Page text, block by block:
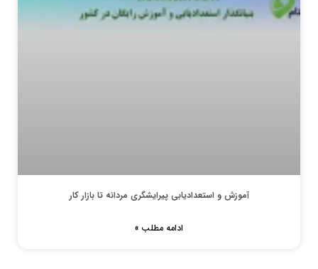
آموزش و استعدادیابی پیرایشگری مردانه تا بازار کار
ادامه مطلب »